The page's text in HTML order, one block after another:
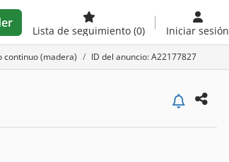
Lista de seguimiento (0) Iniciar sesión
continuo (madera) ID del anuncio: A22177827